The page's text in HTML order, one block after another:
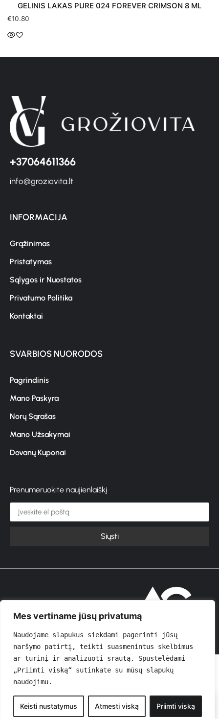
Mes vertiname jūsų privatumą
Naudojame slapukus siekdami pagerinti jūsų
naršymo patirtį, teikti suasmenintus skelbimus
ar turinį ir analizuoti srautą. Spustelėdami
„Priimti viską“ sutinkate su mūsų slapukų
naudojimu.
Keisti nustatymus Atmesti viską Priimti viską
GELINIS LAKAS PURE 024 FOREVER CRIMSON 8 ML
€10.80
+37064611366
info@groziovita.lt
INFORMACIJA
Grąžinimas
Pristatymas
Sąlygos ir Nuostatos
Privatumo Politika
Kontaktai
SVARBIOS NUORODOS
Pagrindinis
Mano Paskyra
Norų Sąrašas
Mano Užsakymai
Dovanų Kuponai
Prenumeruokite naujienlaiškį
Siųsti
© 2026 GROŽIOVITA